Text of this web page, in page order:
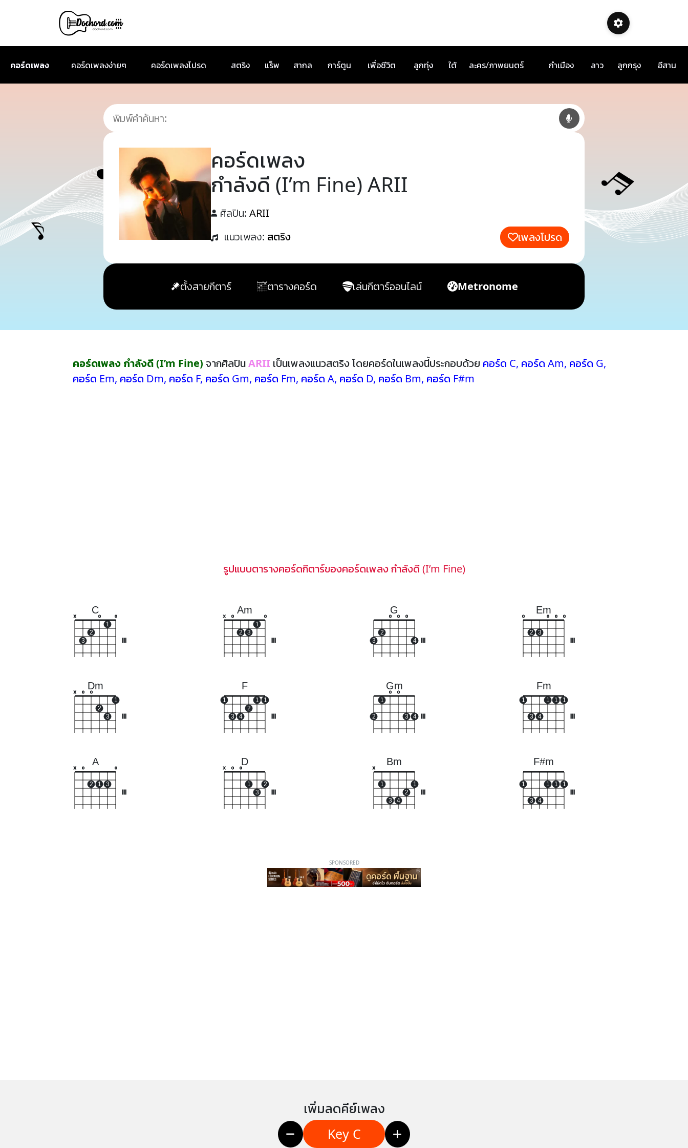
คอร์ดเพลง คอร์ดเพลงง่ายๆ คอร์ดเพลงโปรด สตริง แร็พ สากล การ์ตูน เพื่อชีวิต ลูกทุ่ง ใต้ ละคร/ภาพยนตร์ กำเมือง ลาว ลูกกรุง อีสาน
คอร์ดเพลง
กำลังดี (I’m Fine) ARII
ศิลปิน: ARII
แนวเพลง: สตริง เพลงโปรด
ตั้งสายกีตาร์ ตารางคอร์ด เล่นกีตาร์ออนไลน์ Metronome
คอร์ดเพลง กำลังดี (I’m Fine) จากศิลปินARII เป็นเพลงแนวสตริง โดยคอร์ดในเพลงนี้ประกอบด้วย คอร์ด C, คอร์ด Am, คอร์ด G,
คอร์ด Em, คอร์ด Dm, คอร์ด F, คอร์ด Gm, คอร์ด Fm, คอร์ด A, คอร์ด D, คอร์ด Bm, คอร์ด F#m
รูปแบบตารางคอร์ดกีตาร์ของคอร์ดเพลง กำลังดี (I’m Fine)
C
x
3
2
o
1
o
Am
x o
2 3
1
o
G
3
2
o o o
4
Em
o
2 3
o o o
Dm
x o o
2
3
1
F
1
3 4
2
1 1
Gm
2
1
o o
3 4
Fm
1
3 4
1 1 1
A
x o
2 1 3
o
D
x o o
1
3
2
Bm
x
1
3 4
2
1
F#m
1
3 4
1 1 1
SPONSORED
เพิ่มลดคีย์เพลง
Key C